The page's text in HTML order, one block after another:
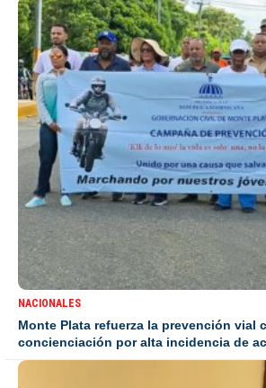
NACIONALES
Monte Plata refuerza la prevención vial
concienciación por alta incidencia de